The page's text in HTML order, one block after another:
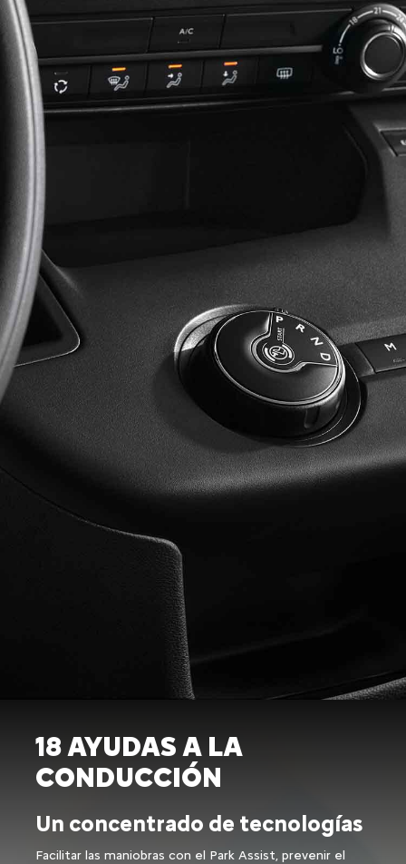
18 AYUDAS A LA
CONDUCCIÓN
Un concentrado de tecnologías
Facilitar las maniobras con el Park Assist, prevenir el